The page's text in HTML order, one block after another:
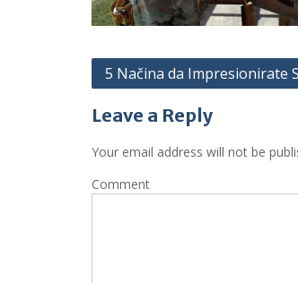
s
t
n
5 Načina da Impresionirate
Leave a Reply
Your email address will not be
Comment